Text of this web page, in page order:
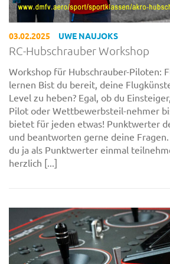
03.02.2025 UWE NAUJOKS
RC-Hubschrauber Workshop
Workshop für Hubschrauber-Piloten:
lernen Bist du bereit, deine
Level zu heben? Egal, ob du
Pilot oder Wettbewerbsteil-nehmer
bietet für jeden etwas! Punktwerter
und beantworten gerne deine
du ja als Punktwerter einmal
herzlich [...]